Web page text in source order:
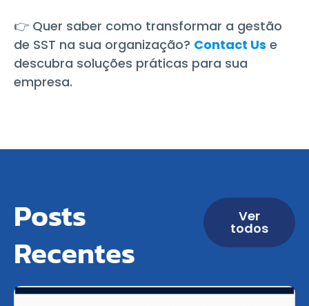
👉 Quer saber como transformar a gestão
de SST na sua organização? Contact Us e
descubra soluções práticas para sua
empresa.
Posts
Recentes
Ver
todos